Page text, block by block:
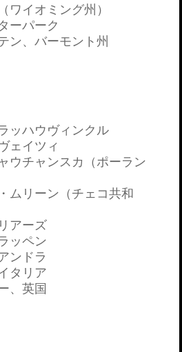
ワイオミング州）
ーパーク
ン、バーモント州
ッハウヴィンクル
ェイツィ
ウチャンスカ（ポーラン
ムリーン（チェコ共和
アーズ
ッペン
ンドラ
タリア
、英国